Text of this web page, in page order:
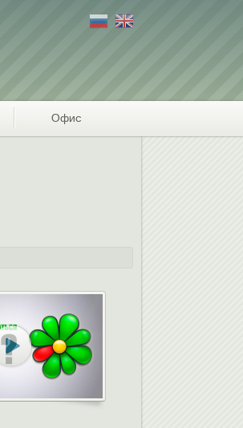
Офис